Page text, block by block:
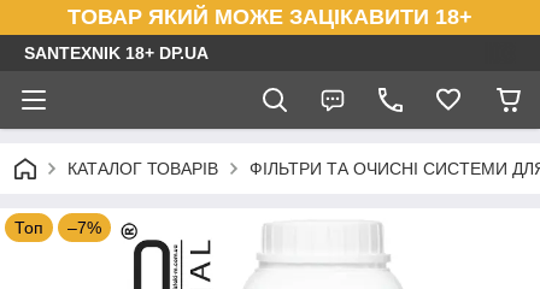
ТОВАР ЯКИЙ МОЖЕ ЗАЦІКАВИТИ 18+
SANTEXNIK 18+ DP.UA
КАТАЛОГ ТОВАРІВ ФІЛЬТРИ ТА ОЧИСНІ СИСТЕМИ
Топ –7%